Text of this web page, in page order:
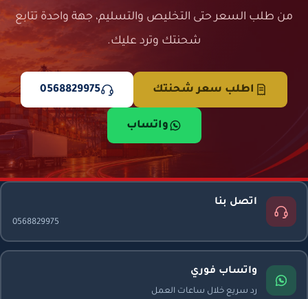
من طلب السعر حتى التخليص والتسليم، جهة واحدة تتابع
شحنتك وترد عليك.
اطلب سعر شحنتك 0568829975
واتساب
اتصل بنا
0568829975
واتساب فوري
رد سريع خلال ساعات العمل